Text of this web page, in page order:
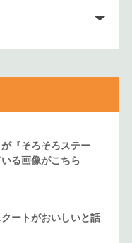
が『そろそろステー
る画像がこちら
ートがおいしいと話